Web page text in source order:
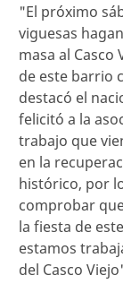
"El próximo
viguesas
masa al
de este barrio
destacó el
felicitó a la
trabajo que
en la
histórico, por
comprobar
la fiesta de
estamos
del Casco